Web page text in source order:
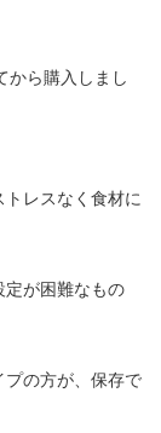
から購入しまし
レスなく食材に
が困難なもの
の方が、保存で